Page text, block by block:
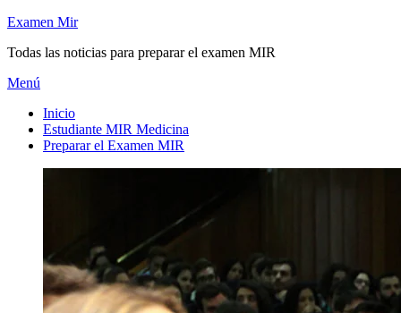
Saltar
contenido
Examen Mir
Todas las noticias para preparar el examen MIR
Menú
Inicio
Estudiante MIR Medicina
Preparar el Examen MIR